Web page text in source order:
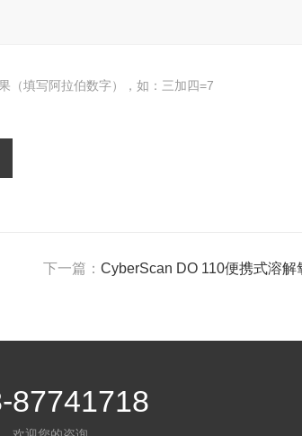
（填写阿拉伯数字），如：三加四=7
下一篇： CyberScan DO 110便携式溶解
87741718